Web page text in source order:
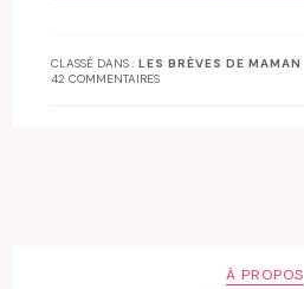
CLASSÉ DANS :LES BRÈVES DE MAMAN
42 COMMENTAIRES
À PROPOS